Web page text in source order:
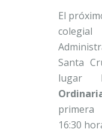
El
Santa
primera
16:30